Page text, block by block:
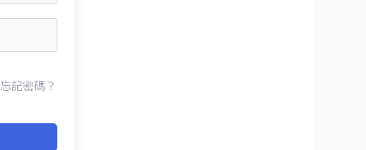
忘記密碼？